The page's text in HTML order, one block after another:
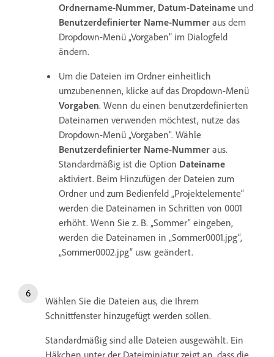
Ordnername-Nummer, Datum-Dateiname und
Benutzerdefinierter Name-Nummer aus dem
Dropdown-Menü „Vorgaben" im Dialogfeld
ändern.
Um die Dateien im Ordner einheitlich
umzubenennen, klicke auf das Dropdown-Menü
Vorgaben. Wenn du einen benutzerdefinierten
Dateinamen verwenden möchtest, nutze das
Dropdown-Menü „Vorgaben“. Wähle
Benutzerdefinierter Name-Nummer aus.
Standardmäßig ist die Option Dateiname
aktiviert. Beim Hinzufügen der Dateien zum
Ordner und zum Bedienfeld „Projektelemente“
werden die Dateinamen in Schritten von 0001
erhöht. Wenn Sie z. B. „Sommer“ eingeben,
werden die Dateinamen in „Sommer0001.jpg“,
„Sommer0002.jpg“ usw. geändert.
Wählen Sie die Dateien aus, die Ihrem
Schnittfenster hinzugefügt werden sollen.
Standardmäßig sind alle Dateien ausgewählt. Ein